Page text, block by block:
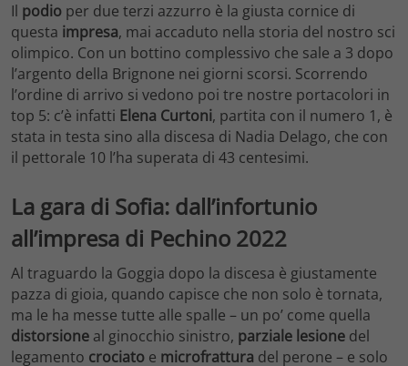
Il podio per due terzi azzurro è la giusta cornice di
questa impresa, mai accaduto nella storia del nostro sci
olimpico. Con un bottino complessivo che sale a 3 dopo
l’argento della Brignone nei giorni scorsi. Scorrendo
l’ordine di arrivo si vedono poi tre nostre portacolori in
top 5: c’è infatti Elena Curtoni, partita con il numero 1, è
stata in testa sino alla discesa di Nadia Delago, che con
il pettorale 10 l’ha superata di 43 centesimi.
La gara di Sofia: dall’infortunio
all’impresa di Pechino 2022
Al traguardo la Goggia dopo la discesa è giustamente
pazza di gioia, quando capisce che non solo è tornata,
ma le ha messe tutte alle spalle – un po’ come quella
distorsione al ginocchio sinistro, parziale lesione del
legamento crociato e microfrattura del perone – e solo